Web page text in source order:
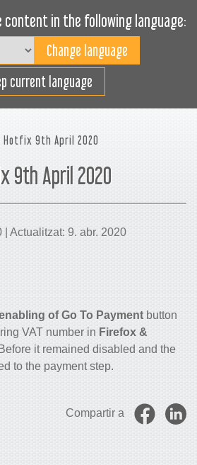
content in the following language:
current language
eficaçment
Hotfix 9th April 2020
9th April 2020
| Actualitzat: 9. abr. 2020
of Go To Payment button
VAT number in Firefox &
it remained disabled and the
to the payment step.
Compartir a